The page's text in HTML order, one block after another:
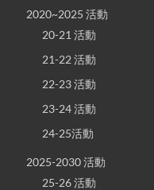
2020~2025 活動
20-21 活動
21-22 活動
22-23 活動
23-24 活動
24-25活動
2025-2030 活動
25-26 活動